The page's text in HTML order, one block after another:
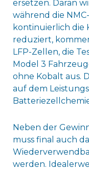
ersetzen. Daran
während die
kontinuierlich die
reduziert,
LFP-Zellen, die
Model 3
ohne Kobalt aus.
auf dem
Neben der
muss final auch
werden.